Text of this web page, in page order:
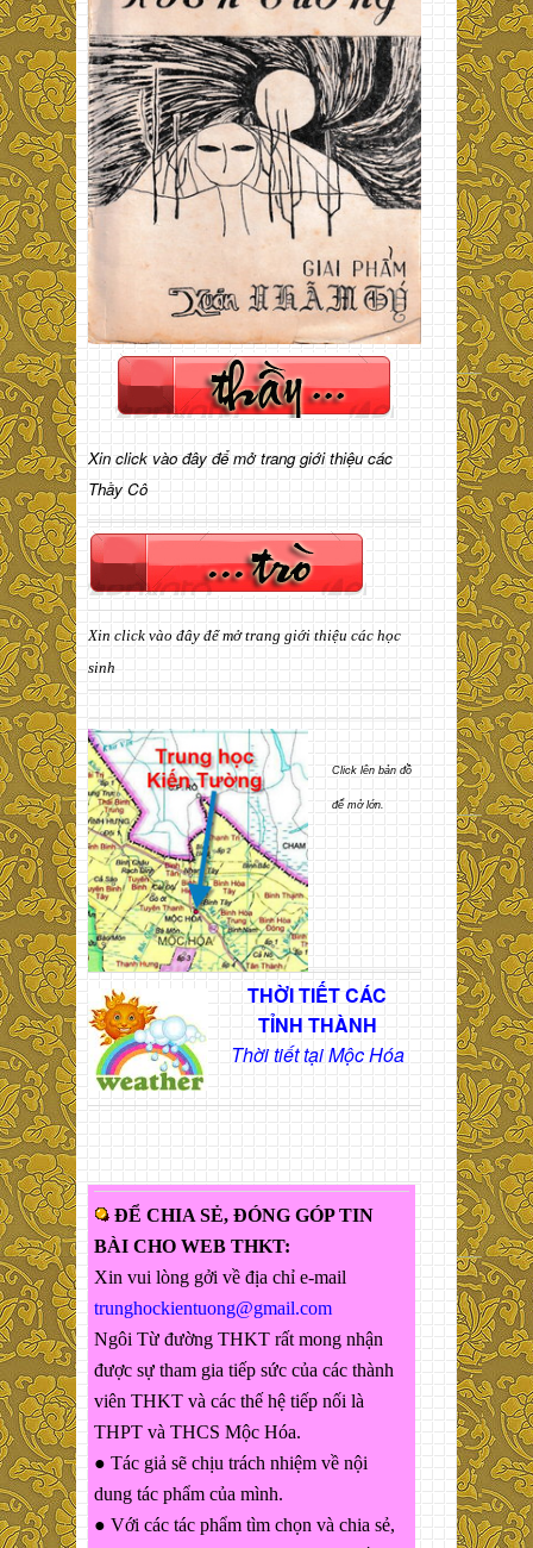
Xin click vào đây để mở trang giới thiệu các
Thầy Cô
Xin click vào đây để mở trang giới thiệu các học
sinh
Click lên bản đồ
để mở lớn.
THỜI TIẾT CÁC
TỈNH THÀNH
Thời tiết tại Mộc Hóa
ĐỂ CHIA SẺ, ĐÓNG GÓP TIN
BÀI CHO WEB THKT:
Xin vui lòng gởi về địa chỉ e-mail
trunghockientuong@gmail.com
Ngôi Từ đường THKT rất mong nhận
được sự tham gia tiếp sức của các thành
viên THKT và các thế hệ tiếp nối là
THPT và THCS Mộc Hóa.
● Tác giả sẽ chịu trách nhiệm về nội
dung tác phẩm của mình.
● Với các tác phẩm tìm chọn và chia sẻ,